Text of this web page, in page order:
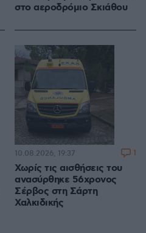
στο αεροδρόμιο Σκιάθου
Χωρίς τις αισθήσεις του
ανασύρθηκε 56χρονος
Σέρβος στη Σάρτη
Χαλκιδικής
10.08.2026, 19:37 1